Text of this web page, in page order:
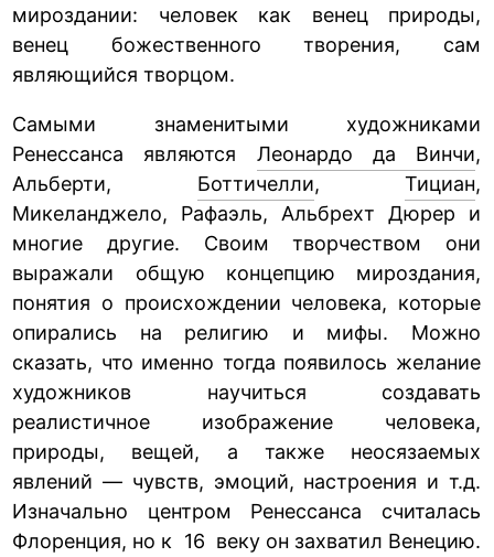
мироздании: человек как венец природы,
венец божественного творения, сам
являющийся творцом.
Самыми знаменитыми художниками
Ренессанса являются Леонардо да Винчи,
Альберти, Боттичелли,Тициан,
Микеланджело, Рафаэль, Альбрехт Дюрер и
многие другие. Своим творчеством они
выражали общую концепцию мироздания,
понятия о происхождении человека, которые
опирались на религию и мифы. Можно
сказать, что именно тогда появилось желание
художников научиться создавать
реалистичное изображение человека,
природы, вещей, а также неосязаемых
явлений — чувств, эмоций, настроения и т.д.
Изначально центром Ренессанса считалась
Флоренция, но к 16 веку он захватил Венецию.